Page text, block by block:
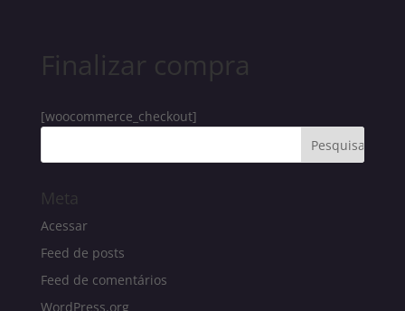
Finalizar compra
[woocommerce_checkout]
Meta
Acessar
Feed de posts
Feed de comentários
WordPress.org